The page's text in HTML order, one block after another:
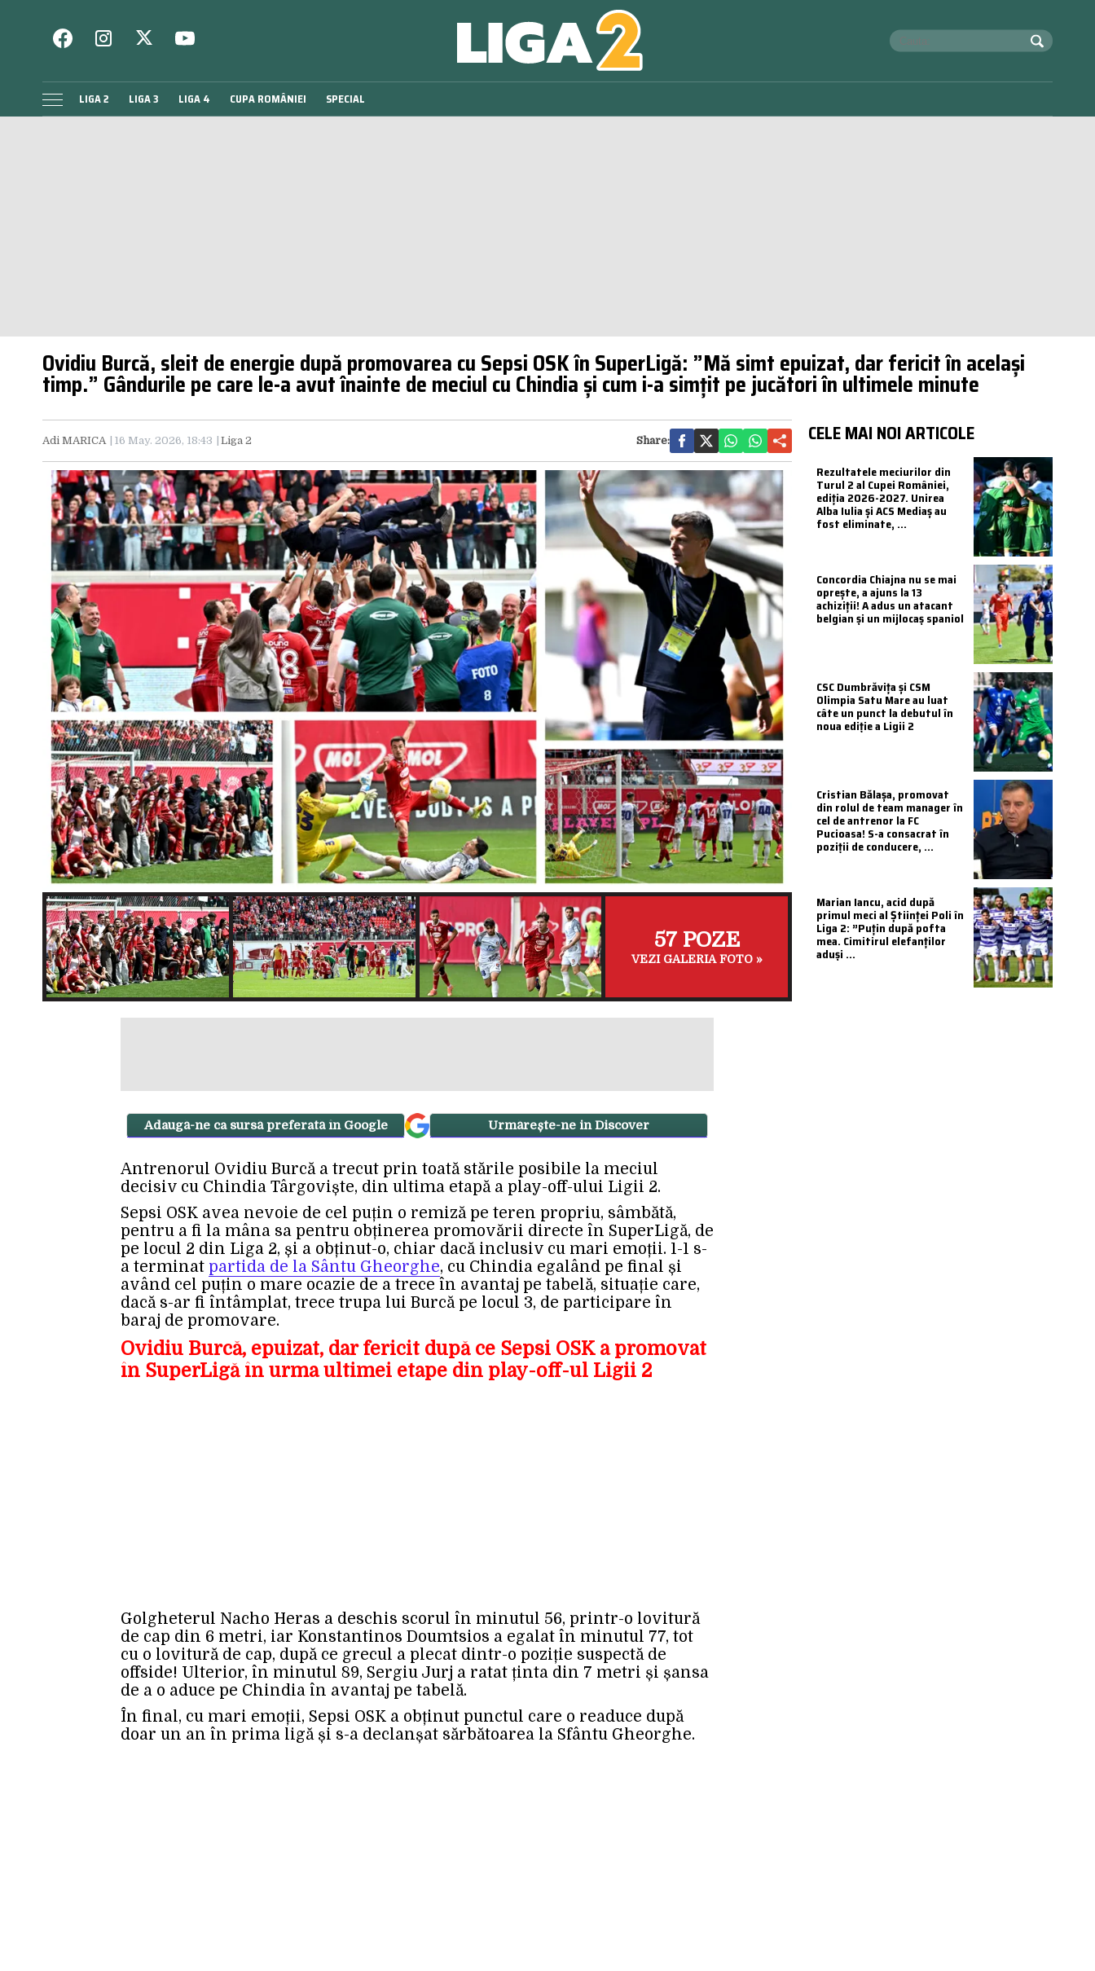
LIGA 2 LIGA 3 LIGA 4 CUPA ROMÂNIEI SPECIAL
Ovidiu Burcă, sleit de energie după promovarea cu Sepsi OSK în SuperLigă: ”Mă simt epuizat, dar fericit în același
timp.” Gândurile pe care le-a avut înainte de meciul cu Chindia și cum i-a simțit pe jucători în ultimele minute
Adi MARICA 16 May. 2026, 18:43 Liga 2 Share:
57 POZE
VEZI GALERIA FOTO »
Adaugă-ne ca sursă preferată în Google Urmărește-ne in Discover
Antrenorul Ovidiu Burcă a trecut prin toată stările posibile la meciul
decisiv cu Chindia Târgoviște, din ultima etapă a play-off-ului Ligii 2.
Sepsi OSK avea nevoie de cel puțin o remiză pe teren propriu, sâmbătă,
pentru a fi la mâna sa pentru obținerea promovării directe în SuperLigă, de
pe locul 2 din Liga 2, și a obținut-o, chiar dacă inclusiv cu mari emoții. 1-1 s-
a terminat partida de la Sântu Gheorghe, cu Chindia egalând pe final și
având cel puțin o mare ocazie de a trece în avantaj pe tabelă, situație care,
dacă s-ar fi întâmplat, trece trupa lui Burcă pe locul 3, de participare în
baraj de promovare.
Ovidiu Burcă, epuizat, dar fericit după ce Sepsi OSK a promovat
în SuperLigă în urma ultimei etape din play-off-ul Ligii 2
Golgheterul Nacho Heras a deschis scorul în minutul 56, printr-o lovitură
de cap din 6 metri, iar Konstantinos Doumtsios a egalat în minutul 77, tot
cu o lovitură de cap, după ce grecul a plecat dintr-o poziție suspectă de
offside! Ulterior, în minutul 89, Sergiu Jurj a ratat ținta din 7 metri și șansa
de a o aduce pe Chindia în avantaj pe tabelă.
În final, cu mari emoții, Sepsi OSK a obținut punctul care o readuce după
doar un an în prima ligă și s-a declanșat sărbătoarea la Sfântu Gheorghe.
CELE MAI NOI ARTICOLE
Rezultatele meciurilor din
Turul 2 al Cupei României,
ediția 2026-2027. Unirea
Alba Iulia și ACS Mediaș au
fost eliminate, ...
Concordia Chiajna nu se mai
oprește, a ajuns la 13
achiziții! A adus un atacant
belgian și un mijlocaș spaniol
CSC Dumbrăvița și CSM
Olimpia Satu Mare au luat
câte un punct la debutul în
noua ediție a Ligii 2
Cristian Bălașa, promovat
din rolul de team manager în
cel de antrenor la FC
Pucioasa! S-a consacrat în
poziții de conducere, ...
Marian Iancu, acid după
primul meci al Științei Poli în
Liga 2: ”Puțin după pofta
mea. Cimitirul elefanților
aduși ...